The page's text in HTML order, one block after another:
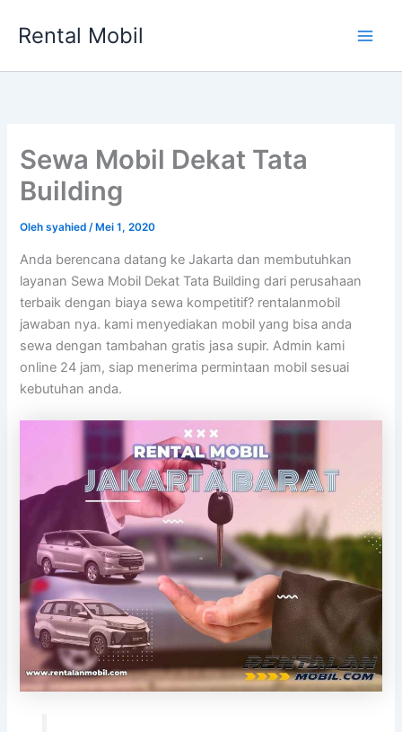
Rental Mobil
Sewa Mobil Dekat Tata
Building
Olehsyahied/ Mei 1, 2020
Anda berencana datang ke Jakarta dan membutuhkan
layanan Sewa Mobil Dekat Tata Building dari perusahaan
terbaik dengan biaya sewa kompetitif? rentalanmobil
jawaban nya. kami menyediakan mobil yang bisa anda
sewa dengan tambahan gratis jasa supir. Admin kami
online 24 jam, siap menerima permintaan mobil sesuai
kebutuhan anda.